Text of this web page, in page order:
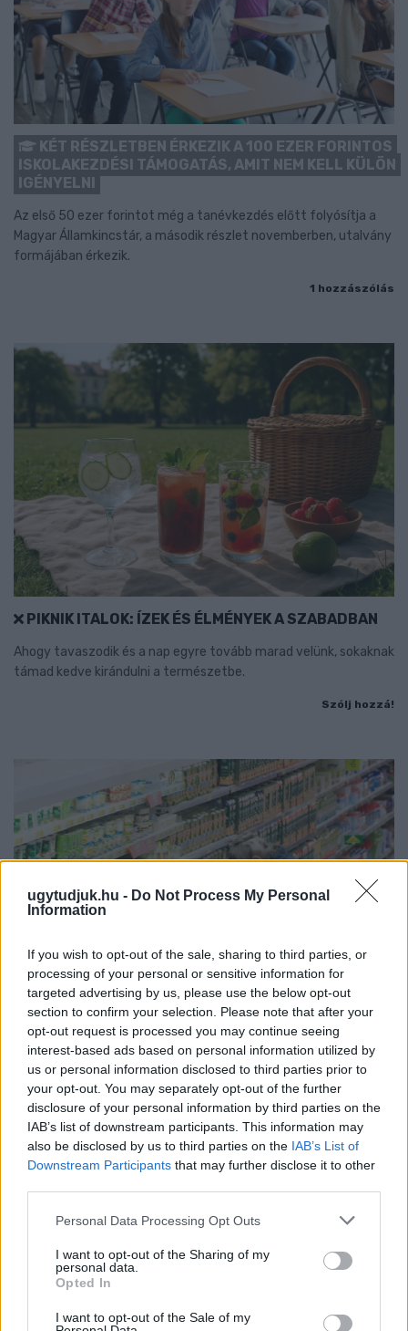
ugytudjuk.hu - Do Not Process My Personal
Information
If you wish to opt-out of the sale, sharing to third parties, or
processing of your personal or sensitive information for
targeted advertising by us, please use the below opt-out
section to confirm your selection. Please note that after your
opt-out request is processed you may continue seeing
interest-based ads based on personal information utilized by
us or personal information disclosed to third parties prior to
your opt-out. You may separately opt-out of the further
disclosure of your personal information by third parties on the
IAB’s list of downstream participants. This information may
also be disclosed by us to third parties on the IAB’s List of
Downstream Participants that may further disclose it to other
Please note that this website/app uses one or more Google
not limited to your visit or usage behaviour. You may click to
grant or deny consent to Google and its third-party tags to
use your data for below specified purposes in below Google
consent section.
Personal Data Processing Opt Outs
I want to opt-out of the Sharing of my
personal data.
Opted In
I want to opt-out of the Sale of my
KÉT RÉSZLETBEN ÉRKEZIK A 100 EZER FORINTOS
ISKOLAKEZDÉSI TÁMOGATÁS, AMIT NEM KELL KÜLÖN
IGÉNYELNI
Az első 50 ezer forintot még a tanévkezdés előtt folyósítja a
Magyar Államkincstár, a második részlet novemberben, utalvány
formájában érkezik.
1 hozzászólás
PIKNIK ITALOK: ÍZEK ÉS ÉLMÉNYEK A SZABADBAN
Ahogy tavaszodik és a nap egyre tovább marad velünk, sokaknak
támad kedve kirándulni a természetbe.
Szólj hozzá!
ÖRÖMHÍR: TÍZ ÉVE NEM VOLT ILYEN ALACSONY AZ
INFLÁCIÓ MAGYARORSZÁGON
Júliusban mindössze 1,2 százalékkal emelkedtek éves
összevetésben a fogyasztói árak, miközben az élelmiszerek ára
már csökkent.
Szólj hozzá!